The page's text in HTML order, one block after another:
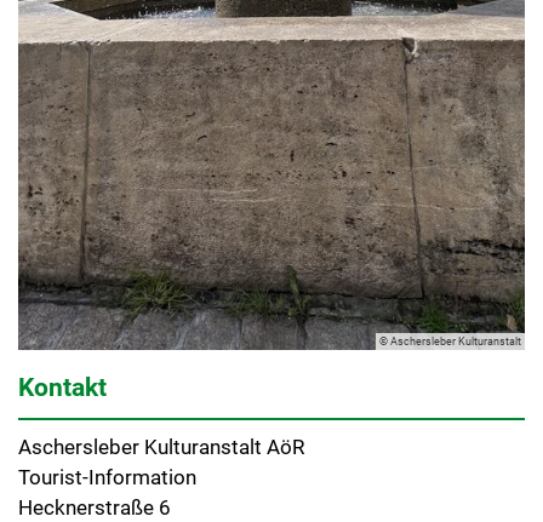
© Aschersleber Kulturanstalt
Kontakt
Aschersleber Kulturanstalt AöR
Tourist-Information
Hecknerstraße 6